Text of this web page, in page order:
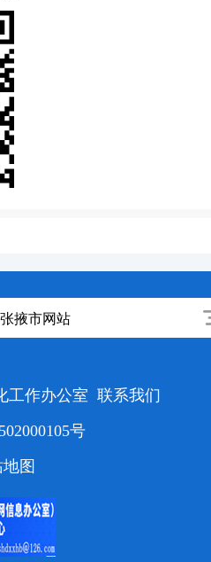
张掖市网站
工作办公室 联系我们
号
图